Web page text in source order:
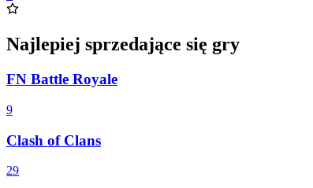
Najlepiej sprzedające się gry
FN Battle Royale
9
Clash of Clans
29